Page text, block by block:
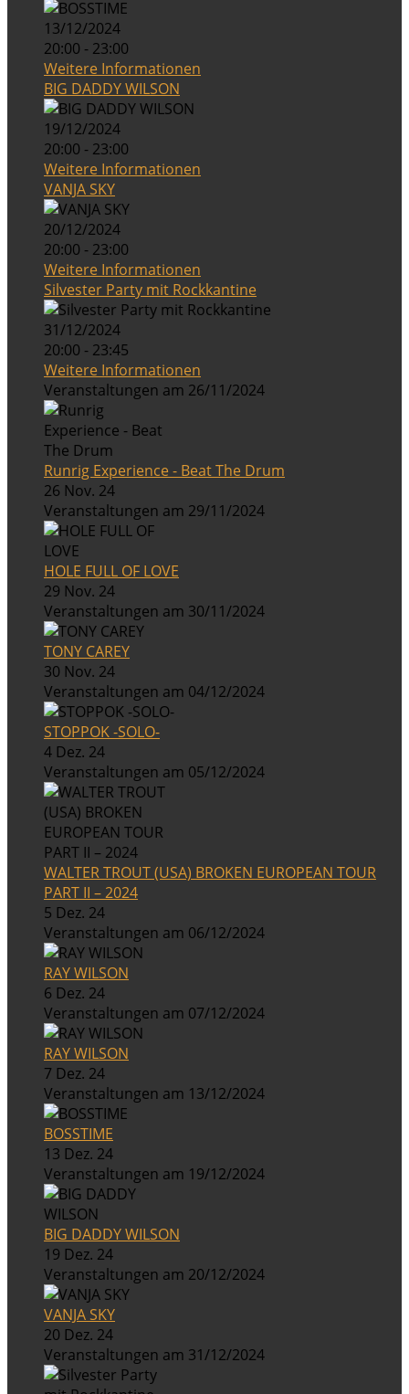
13/12/2024
20:00 - 23:00
Weitere Informationen
BIG DADDY WILSON
19/12/2024
20:00 - 23:00
Weitere Informationen
VANJA SKY
20/12/2024
20:00 - 23:00
Weitere Informationen
Silvester Party mit Rockkantine
31/12/2024
20:00 - 23:45
Weitere Informationen
Veranstaltungen am 26/11/2024
Runrig Experience - Beat The Drum
26 Nov. 24
Veranstaltungen am 29/11/2024
HOLE FULL OF LOVE
29 Nov. 24
Veranstaltungen am 30/11/2024
TONY CAREY
30 Nov. 24
Veranstaltungen am 04/12/2024
STOPPOK -SOLO-
4 Dez. 24
Veranstaltungen am 05/12/2024
WALTER TROUT (USA) BROKEN EUROPEAN TOUR
PART II – 2024
5 Dez. 24
Veranstaltungen am 06/12/2024
RAY WILSON
6 Dez. 24
Veranstaltungen am 07/12/2024
RAY WILSON
7 Dez. 24
Veranstaltungen am 13/12/2024
BOSSTIME
13 Dez. 24
Veranstaltungen am 19/12/2024
BIG DADDY WILSON
19 Dez. 24
Veranstaltungen am 20/12/2024
VANJA SKY
20 Dez. 24
Veranstaltungen am 31/12/2024